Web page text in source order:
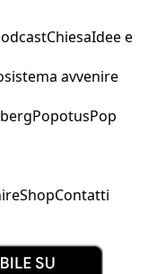
ChiesaIdee e
avvenire
PopotusPop
ShopContatti